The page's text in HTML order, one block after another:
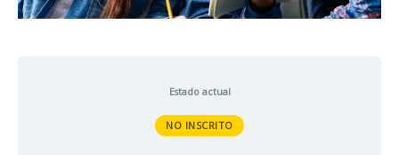
Estado actual
NO INSCRITO